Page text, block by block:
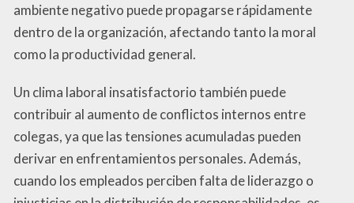
ambiente negativo puede propagarse rápidamente
dentro de la organización, afectando tanto la moral
como la productividad general.
Un clima laboral insatisfactorio también puede
contribuir al aumento de conflictos internos entre
colegas, ya que las tensiones acumuladas pueden
derivar en enfrentamientos personales. Además,
cuando los empleados perciben falta de liderazgo o